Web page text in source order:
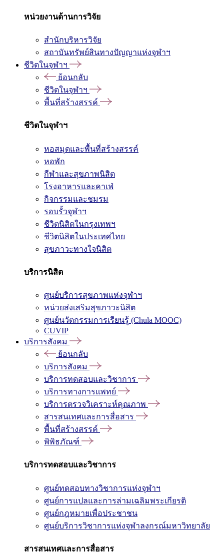
หน่วยงานด้านการวิจัย
สำนักบริหารวิจัย
สถาบันทรัพย์สินทางปัญญาแห่งจุฬาฯ
ชีวิตในจุฬาฯ
ย้อนกลับ
ชีวิตในจุฬาฯ
พื้นที่สร้างสรรค์
ชีวิตในจุฬาฯ
หอสมุดและพื้นที่สร้างสรรค์
หอพัก
กีฬาและสุขภาพนิสิต
โรงอาหารและคาเฟ่
กิจกรรมและชมรม
รอบรั้วจุฬาฯ
ชีวิตนิสิตในกรุงเทพฯ
ชีวิตนิสิตในประเทศไทย
สุขภาวะทางใจนิสิต
บริการนิสิต
ศูนย์บริการสุขภาพแห่งจุฬาฯ
หน่วยส่งเสริมสุขภาวะนิสิต
ศูนย์นวัตกรรมการเรียนรู้ (Chula MOOC)
CUVIP
บริการสังคม
ย้อนกลับ
บริการสังคม
บริการทดสอบและวิชาการ
บริการทางการแพทย์
บริการตรวจวิเคราะห์คุณภาพ
สารสนเทศและการสื่อสาร
พื้นที่สร้างสรรค์
พิพิธภัณฑ์
บริการทดสอบและวิชาการ
ศูนย์ทดสอบทางวิชาการแห่งจุฬาฯ
ศูนย์การแปลและการล่ามเฉลิมพระเกียรติ
ศูนย์กฎหมายเพื่อประชาชน
ศูนย์บริการวิชาการแห่งจุฬาลงกรณ์มหาวิทยาลัย
สารสนเทศและการสื่อสาร